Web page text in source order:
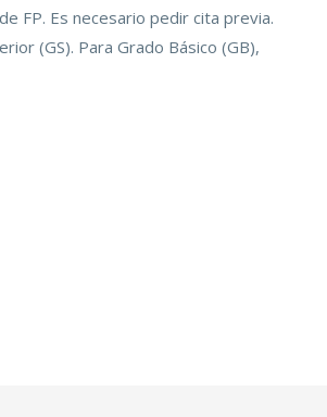
FP. Es necesario pedir cita previa.
(GS). Para Grado Básico (GB),